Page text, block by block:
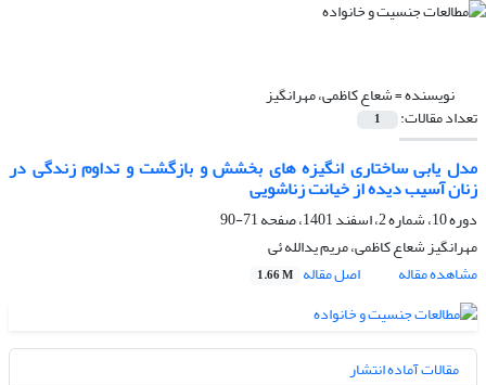
نویسنده =شعاع کاظمی، مهرانگیز
تعداد مقالات: 1
مدل یابی ساختاری انگیزه های بخشش و بازگشت و تداوم زندگی در
زنان آسیب دیده از خیانت زناشویی
دوره 10، شماره 2، اسفند 1401، صفحه
71-90
مهرانگیز شعاع کاظمی، مریم یدالله ئی
مشاهده مقاله
اصل مقاله 1.66 M
مقالات آماده انتشار